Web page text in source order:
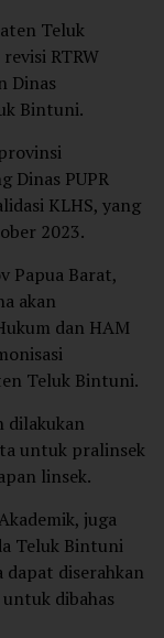
Teluk
RTRW
Dinas
Bintuni.
Dinas PUPR
KLHS, yang
2023.
Papua Barat,
akan
dan HAM
Teluk Bintuni.
dilakukan
untuk pralinsek
linsek.
juga
Teluk Bintuni
dapat diserahkan
dibahas